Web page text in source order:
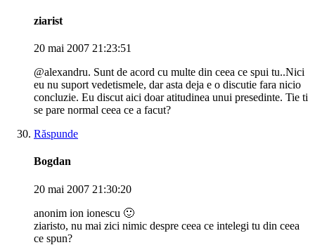
ziarist
20 mai 2007 21:23:51
@alexandru. Sunt de acord cu multe din ceea ce spui tu..Nici
eu nu suport vedetismele, dar asta deja e o discutie fara nicio
concluzie. Eu discut aici doar atitudinea unui presedinte. Tie ti
se pare normal ceea ce a facut?
Răspunde
Bogdan
20 mai 2007 21:30:20
anonim ion ionescu 🙂
ziaristo, nu mai zici nimic despre ceea ce intelegi tu din ceea
ce spun?